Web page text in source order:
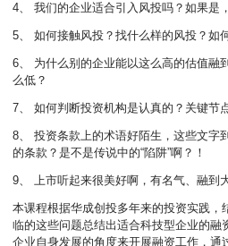
4、 我们的企业适合引入风投吗？如果是
5、 如何接触风投？找什么样的风投？如
6、 为什么别的企业能以这么高的估值融
么低？
7、 如何判断投资机构是认真的？关键节
8、 投资条款上的术语好陌生，这些文字
的条款？是不是传说中的“陷阱”啊？！
9、 上市听起来很美好啊，有名气、融
本课程根据华成创投多年来的投资实践，
临的这些问题总结出适合科技型企业的融
企业自身发展的角度来开展融资工作，通